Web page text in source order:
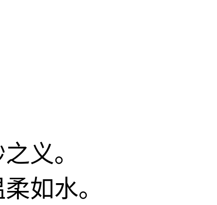
义。
如水。